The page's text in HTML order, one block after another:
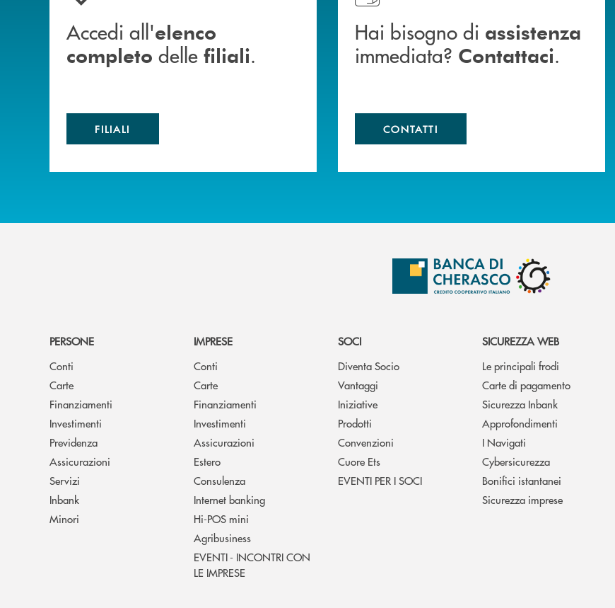
Accedi all'elenco
completo delle filiali.
FILIALI
Hai bisogno di assistenza
immediata? Contattaci.
CONTATTI
PERSONE
Conti
Carte
Finanziamenti
Investimenti
Previdenza
Assicurazioni
Servizi
Inbank
Minori
IMPRESE
Conti
Carte
Finanziamenti
Investimenti
Assicurazioni
Estero
Consulenza
Internet banking
Hi-POS mini
Agribusiness
EVENTI - INCONTRI CON
LE IMPRESE
SOCI
Diventa Socio
Vantaggi
Iniziative
Prodotti
Convenzioni
Cuore Ets
EVENTI PER I SOCI
SICUREZZA WEB
Le principali frodi
Carte di pagamento
Sicurezza Inbank
Approfondimenti
I Navigati
Cybersicurezza
Bonifici istantanei
Sicurezza imprese